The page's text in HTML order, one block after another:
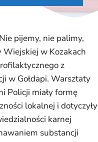
pijemy, nie palimy,
w Kozakach
z
w Gołdapi. Warsztaty
Policji miały formę
lokalnej i dotyczyły
karnej
substancji